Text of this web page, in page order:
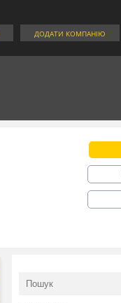
ДОДАТИ КОМПАНІЮ